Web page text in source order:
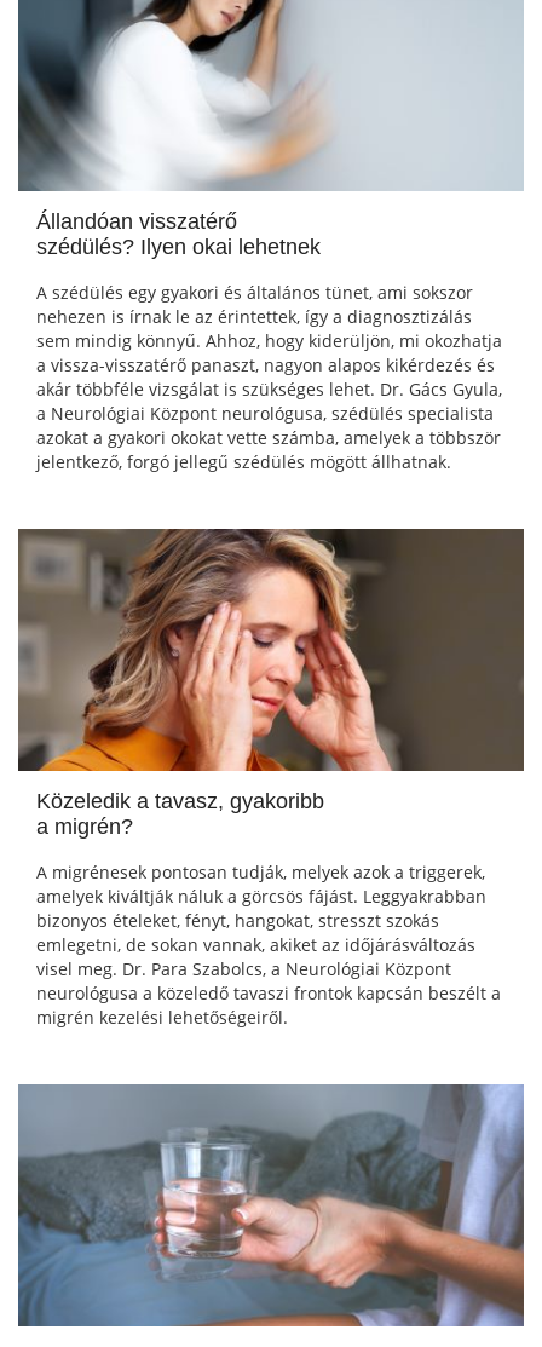
Állandóan visszatérő
szédülés? Ilyen okai lehetnek
A szédülés egy gyakori és általános tünet, ami sokszor
nehezen is írnak le az érintettek, így a diagnosztizálás
sem mindig könnyű. Ahhoz, hogy kiderüljön, mi okozhatja
a vissza-visszatérő panaszt, nagyon alapos kikérdezés és
akár többféle vizsgálat is szükséges lehet. Dr. Gács Gyula,
a Neurológiai Központ neurológusa, szédülés specialista
azokat a gyakori okokat vette számba, amelyek a többször
jelentkező, forgó jellegű szédülés mögött állhatnak.
Közeledik a tavasz, gyakoribb
a migrén?
A migrénesek pontosan tudják, melyek azok a triggerek,
amelyek kiváltják náluk a görcsös fájást. Leggyakrabban
bizonyos ételeket, fényt, hangokat, stresszt szokás
emlegetni, de sokan vannak, akiket az időjárásváltozás
visel meg. Dr. Para Szabolcs, a Neurológiai Központ
neurológusa a közeledő tavaszi frontok kapcsán beszélt a
migrén kezelési lehetőségeiről.